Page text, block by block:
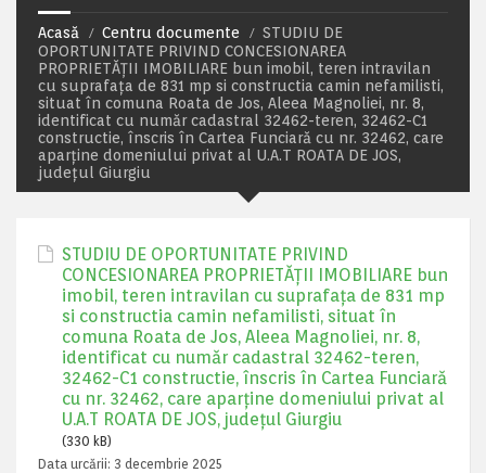
Acasă Centru documente
STUDIU DE
OPORTUNITATE PRIVIND CONCESIONAREA
PROPRIETĂȚII IMOBILIARE bun imobil, teren intravilan
cu suprafața de 831 mp si constructia camin nefamilisti,
situat în comuna Roata de Jos, Aleea Magnoliei, nr. 8,
identificat cu număr cadastral 32462-teren, 32462-C1
constructie, înscris în Cartea Funciară cu nr. 32462, care
aparține domeniului privat al U.A.T ROATA DE JOS,
județul Giurgiu
STUDIU DE OPORTUNITATE PRIVIND
CONCESIONAREA PROPRIETĂȚII IMOBILIARE bun
imobil, teren intravilan cu suprafața de 831 mp
si constructia camin nefamilisti, situat în
comuna Roata de Jos, Aleea Magnoliei, nr. 8,
identificat cu număr cadastral 32462-teren,
32462-C1 constructie, înscris în Cartea Funciară
cu nr. 32462, care aparține domeniului privat al
U.A.T ROATA DE JOS, județul Giurgiu
(330 kB)
Data urcării: 3 decembrie 2025